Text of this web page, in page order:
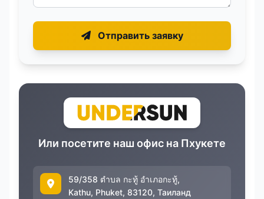
Отправить заявку
Или посетите наш офис на Пхукете
59/358 ตำบล กะทู้ อำเภอกะทู้,
Kathu, Phuket, 83120, Таиланд